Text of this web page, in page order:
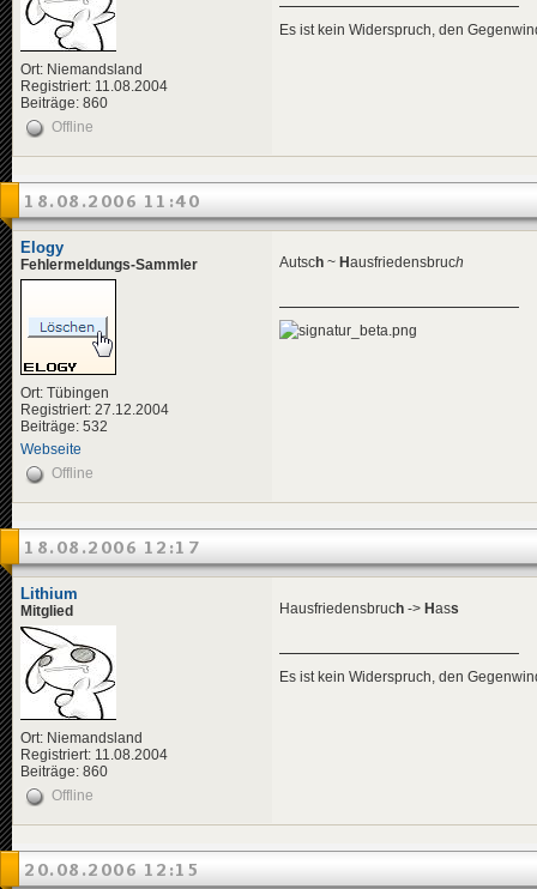
Ort: Niemandsland
Registriert: 11.08.2004
Beiträge: 860
Es ist kein Widerspruch, den
Offline
18.08.2006 11:40
Elogy
Fehlermeldungs-Sammler
Ort: Tübingen
Registriert: 27.12.2004
Beiträge: 532
Webseite
Autsch ~ Hausfriedensbruch
Offline
18.08.2006 12:17
Lithium
Mitglied
Ort: Niemandsland
Registriert: 11.08.2004
Beiträge: 860
Hausfriedensbruch -> Hass
Es ist kein Widerspruch, den
Offline
20.08.2006 12:15